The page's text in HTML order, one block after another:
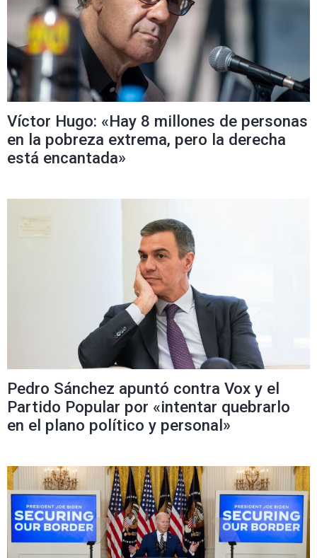
Víctor Hugo: «Hay 8 millones de personas
en la pobreza extrema, pero la derecha
está encantada»
Pedro Sánchez apuntó contra Vox y el
Partido Popular por «intentar quebrarlo
en el plano político y personal»